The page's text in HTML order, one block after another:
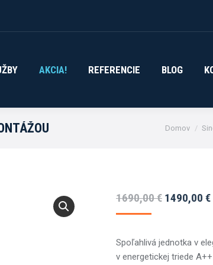
AKCIA! REFERENCIE BLOG
You are
Domov
1690,00€ Pôvodná
1690,00 €.
1490,00 €
Spoľahlivá jednotka v
v energetickej triede
AKCIA! REFERENCIE BLOG